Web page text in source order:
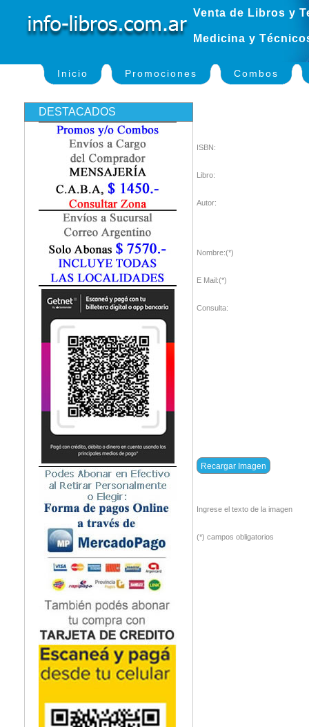
Venta de Libros y
Medicina y
Inicio Promociones Combos
DESTACADOS
ISBN:
Libro:
Autor:
Nombre:(*)
E Mail:(*)
Consulta:
Ingrese el texto de la imagen
(*) campos obligatorios